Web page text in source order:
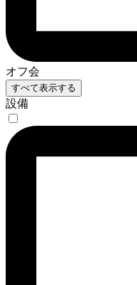
オフ会
すべて表示する
設備